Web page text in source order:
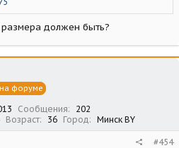
должен быть?
форуме
Сообщения
202
Возраст 36 Город Минск BY
#454